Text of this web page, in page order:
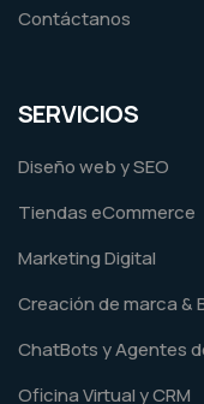
Contáctanos
SERVICIOS
Diseño web y SEO
Tiendas eCommerce
Marketing Digital
Creación de marca &
ChatBots y Agentes
Oficina Virtual y CRM